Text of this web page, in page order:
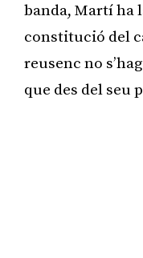
banda, Martí ha
constitució del
reusenc no
que des del seu